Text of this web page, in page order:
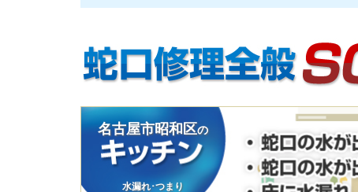
名古屋市昭和区の
水漏れ･つまり